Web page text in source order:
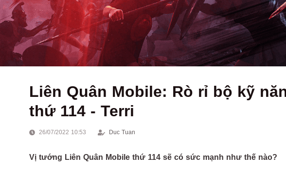
Liên Quân Mobile: Rò rỉ bộ kỹ
thứ 114 - Terri
26/07/2022 10:53 Duc Tuan
Vị tướng Liên Quân Mobile thứ 114 sẽ có sức mạnh như thế nào?